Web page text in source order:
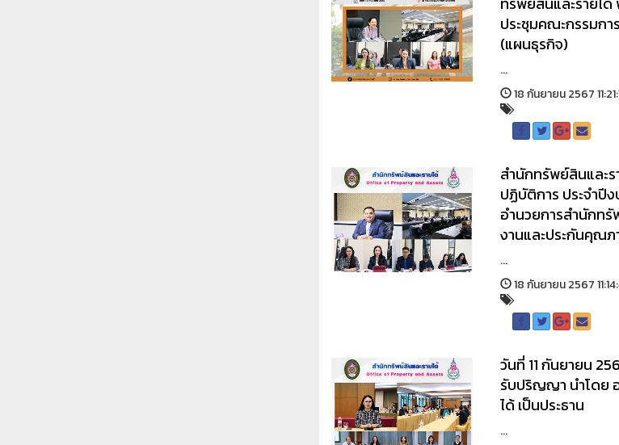
ประชุมคณะกรรมก
(แผนธุรกิจ)
...
18 กันยายน 2567
สำนักทรัพย์สินและร
ปฏิบัติการ ประจำปี
อำนวยการสำนักท
งานและประกันคุณ
...
18 กันยายน 2567
วันที่ 11 กันยายน
รับปริญญา นำโดย
ได้ เป็นประธาน
...